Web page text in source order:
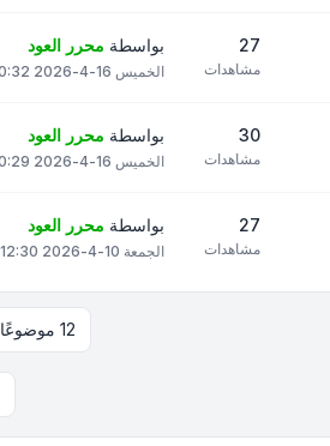
27
مشاهدات
بواسطة محرر العود
الخميس 16-4-2026 10:32 am
30
مشاهدات
بواسطة محرر العود
الخميس 16-4-2026 10:29 am
27
مشاهدات
بواسطة محرر العود
الجمعة 10-4-2026 12:30 am
12 موضوعًا • صفحة